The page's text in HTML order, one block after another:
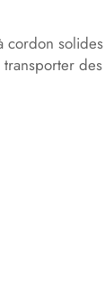
cordon